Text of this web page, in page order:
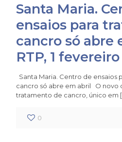
Santa Maria.
ensaios para
cancro só abre
RTP, 1 fevereiro
Santa Maria. Centro de ensaios
cancro só abre em abril O novo
tratamento de cancro, único em
0